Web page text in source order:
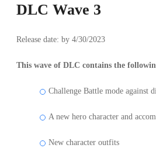
DLC Wave 3
Release date: by 4/30/2023
This wave of DLC contains the
Challenge Battle mode against
A new hero character and
New character outfits